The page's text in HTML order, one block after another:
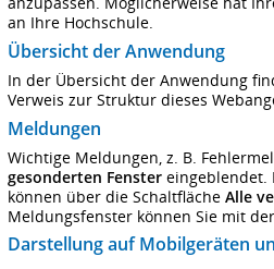
an Ihre Hochschule.
Übersicht der Anwendung
In der Übersicht der Anwendung
Verweis zur Struktur dieses
Meldungen
Wichtige Meldungen, z. B.
gesonderten Fenster eingeblendet.
können über die Schaltfläche Alle
Meldungsfenster können Sie mit
Darstellung auf Mobilgeräten